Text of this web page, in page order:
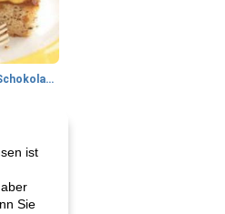
Bananen-Sahne-Torte mit Schokoladenglasur
ist
Sie